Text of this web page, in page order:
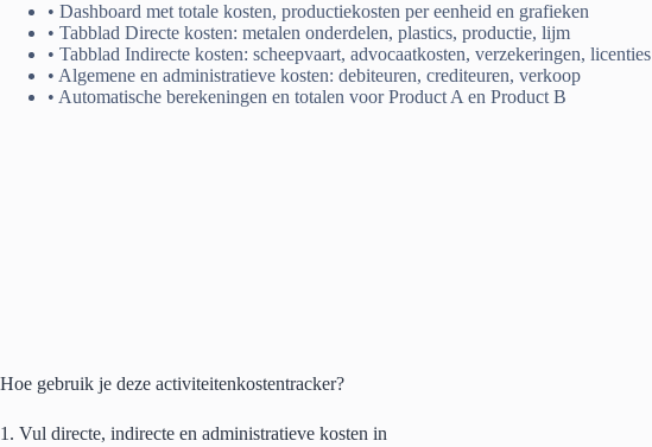
• Dashboard met totale kosten, productiekosten per eenheid en grafieken
• Tabblad Directe kosten: metalen onderdelen, plastics, productie, lijm
• Tabblad Indirecte kosten: scheepvaart, advocaatkosten, verzekeringen, licenties
• Algemene en administratieve kosten: debiteuren, crediteuren, verkoop
• Automatische berekeningen en totalen voor Product A en Product B
Hoe gebruik je deze activiteitenkostentracker?
1. Vul directe, indirecte en administratieve kosten in